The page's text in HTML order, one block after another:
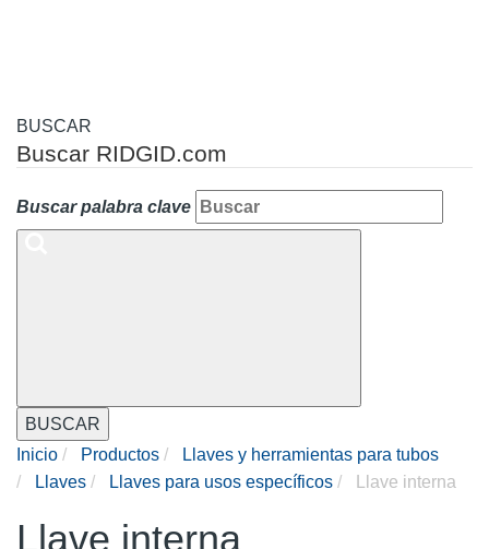
BUSCAR
Buscar RIDGID.com
Buscar palabra clave
BUSCAR
Inicio
Productos
Llaves y herramientas para tubos
Llaves
Llaves para usos específicos Llave interna
Llave interna